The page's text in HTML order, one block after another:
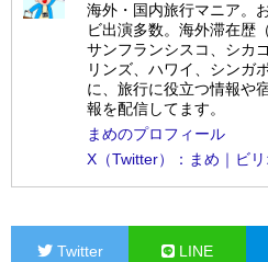
海外・国内旅行マニア。
ビ出演多数。海外滞在歴
サンフランシスコ、シカ
リンズ、ハワイ、シンガ
に、旅行に役立つ情報や
報を配信してます。
まめのプロフィール
X（Twitter）：まめ｜ビリ
Twitter LINE